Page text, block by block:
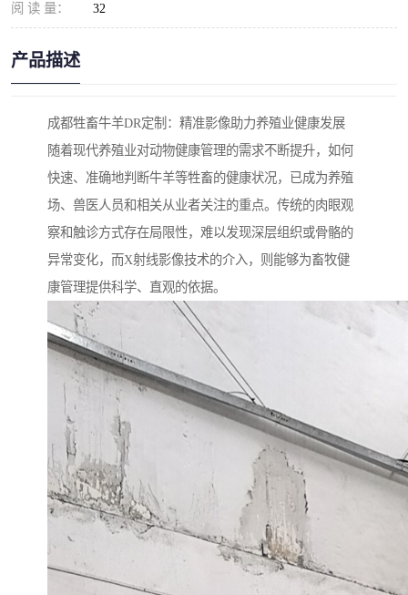
阅 读 量： 32
产品描述
成都牲畜牛羊DR定制：精准影像助力养殖业健康发展
随着现代养殖业对动物健康管理的需求不断提升，如何
快速、准确地判断牛羊等牲畜的健康状况，已成为养殖
场、兽医人员和相关从业者关注的重点。传统的肉眼观
察和触诊方式存在局限性，难以发现深层组织或骨骼的
异常变化，而X射线影像技术的介入，则能够为畜牧健
康管理提供科学、直观的依据。